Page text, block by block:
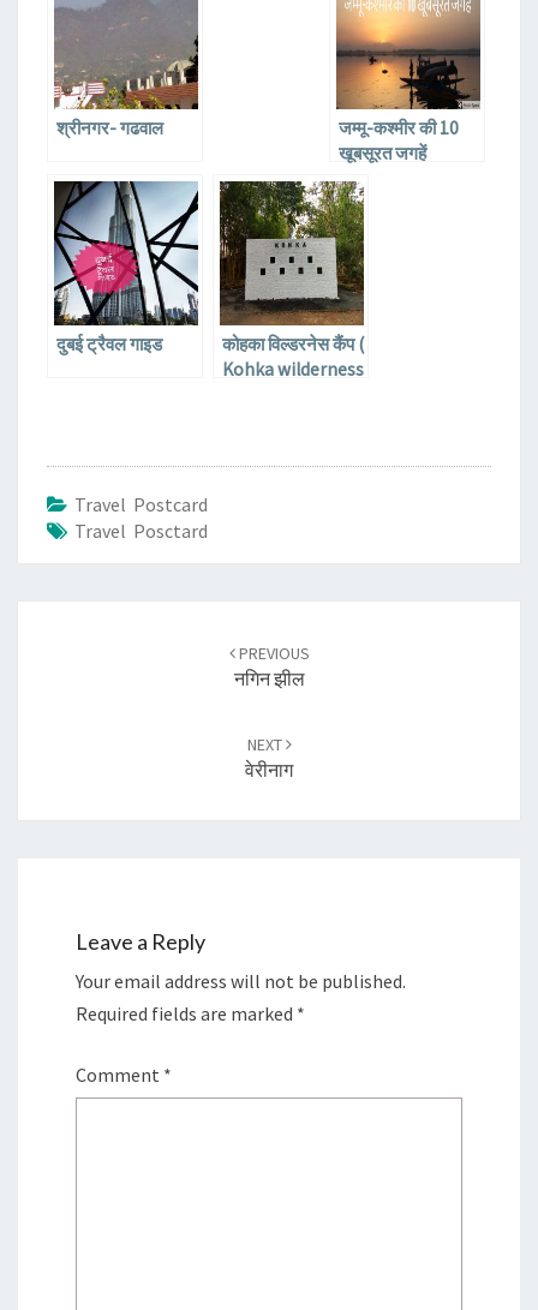
श्रीनगर- गढवाल
जम्मू-कश्मीर की 10
खूबसूरत जगहें
दुबई ट्रैवल गाइड
कोहका विल्डरनेस कैंप (
Kohka wilderness
Travel Postcard
Travel Posctard
PREVIOUS
नगिन झील
NEXT
वेरीनाग
Leave a Reply
Your email address will not be published.
Required fields are marked *
Comment *